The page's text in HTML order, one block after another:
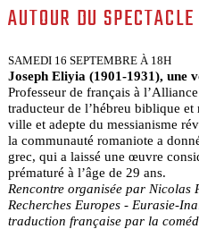
AUTOUR DU SPECTACLE
SAMEDI 16 SEPTEMBRE À 18H
Joseph Eliyia (1901-1931), une
Professeur de français à
traducteur de l’hébreu biblique
ville et adepte du messianisme
la communauté romaniote a
grec, qui a laissé une œuvre
prématuré à l’âge de 29 ans.
Rencontre organisée par Nicolas
Recherches Europes - Eurasie-
traduction française par la